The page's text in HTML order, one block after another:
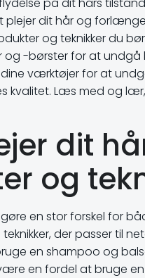
plejer dit hår og
og teknikker du
-børster for at undgå
værktøjer for at
kvalitet. Læs med og
dit
og
en stor forskel for
der passer til
en shampoo og
en fordel at bruge